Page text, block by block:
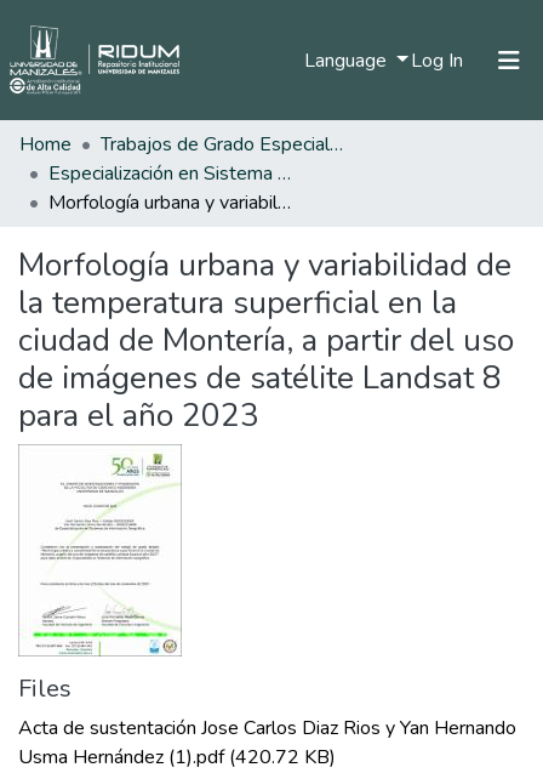
Language Log In (current)
Home
Trabajos de Grado Especializaciones
Especialización en Sistema de Información Geográfica
Morfología urbana y variabilidad de la temperatura superficial en la ciudad de Montería, a partir del uso de imágenes de satélite Landsat 8 para el año 2023
Morfología urbana y variabilidad de
la temperatura superficial en la
ciudad de Montería, a partir del uso
de imágenes de satélite Landsat 8
para el año 2023
Files
Acta de sustentación Jose Carlos Diaz Rios y Yan Hernando
Usma Hernández (1).pdf(420.72 KB)